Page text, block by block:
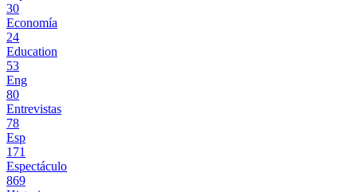
30
Economía
24
Education
53
Eng
80
Entrevistas
78
Esp
171
Espectáculo
869